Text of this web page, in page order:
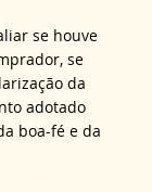
se houve
se
da
adotado
boa-fé e da